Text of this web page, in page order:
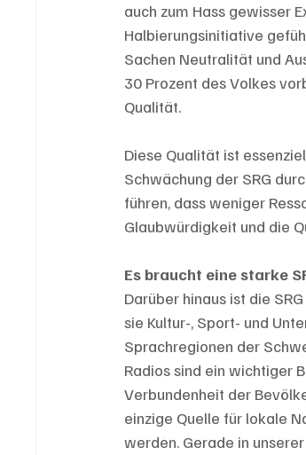
auch zum Hass gewisser
Halbierungsinitiative
Sachen Neutralität und
30 Prozent des Volkes
Qualität.
Diese Qualität ist
Schwächung der SRG
führen, dass weniger
Glaubwürdigkeit und die
Es braucht eine starke
Darüber hinaus ist die
sie Kultur-, Sport- und
Sprachregionen der
Radios sind ein wichtiger
Verbundenheit der
einzige Quelle für lokale
werden. Gerade in